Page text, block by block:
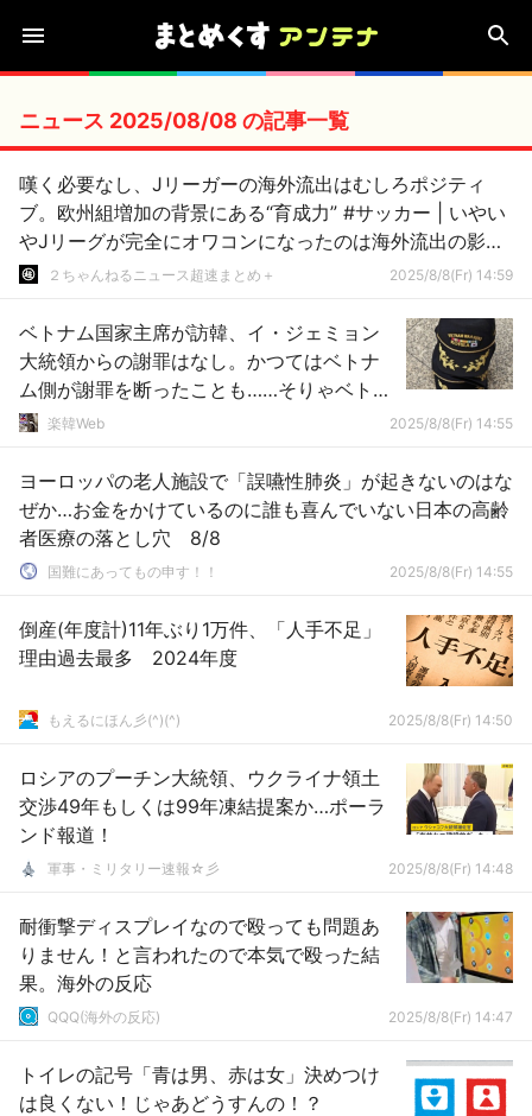
ニュース 2025/08/08 の記事一覧
嘆く必要なし、Jリーガーの海外流出はむしろポジティ
ブ。欧州組増加の背景にある“育成力” #サッカー | いやい
やJリーグが完全にオワコンになったのは海外流出の影響
が大きいよ
２ちゃんねるニュース超速まとめ＋ 2025/8/8(Fr) 14:59
ベトナム国家主席が訪韓、イ・ジェミョン
大統領からの謝罪はなし。かつてはベトナ
ム側が謝罪を断ったことも……そりゃベトナ
ムは勝者で、日本と戦いもしなかった韓国
楽韓Web 2025/8/8(Fr) 14:55
ヨーロッパの老人施設で「誤嚥性肺炎」が起きないのはな
ぜか…お金をかけているのに誰も喜んでいない日本の高齢
者医療の落とし穴 8/8
国難にあってもの申す！！ 2025/8/8(Fr) 14:55
倒産(年度計)11年ぶり1万件、「人手不足」
理由過去最多 2024年度
もえるにほん彡(^)(^) 2025/8/8(Fr) 14:50
ロシアのプーチン大統領、ウクライナ領土
交渉49年もしくは99年凍結提案か…ポーラ
ンド報道！
軍事・ミリタリー速報☆彡 2025/8/8(Fr) 14:48
耐衝撃ディスプレイなので殴っても問題あ
りません！と言われたので本気で殴った結
果。海外の反応
QQQ(海外の反応) 2025/8/8(Fr) 14:47
トイレの記号「青は男、赤は女」決めつけ
は良くない！じゃあどうすんの！？